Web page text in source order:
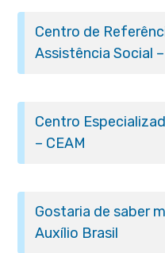
Centro de
Assistência Social –
Centro
– CEAM
Gostaria de saber
Auxílio Brasil